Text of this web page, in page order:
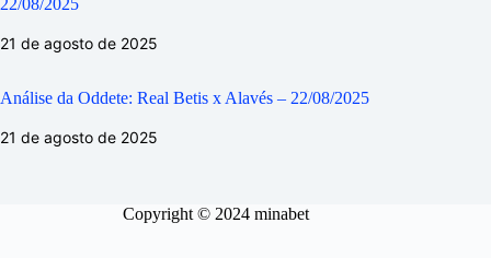
22/08/2025
21 de agosto de 2025
Análise da Oddete: Real Betis x Alavés – 22/08/2025
21 de agosto de 2025
Copyright © 2024 minabet